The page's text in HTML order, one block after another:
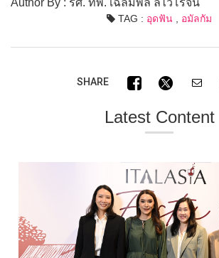
TAG : อุดฟัน อมัลกัม
SHARE
Latest Content